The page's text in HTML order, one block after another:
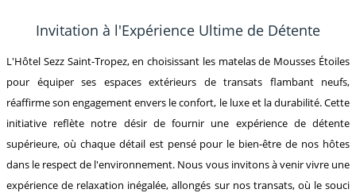
Invitation à l'Expérience Ultime de Détente
L'Hôtel Sezz Saint-Tropez, en choisissant les matelas de Mousses Étoiles
pour équiper ses espaces extérieurs de transats flambant neufs,
réaffirme son engagement envers le confort, le luxe et la durabilité. Cette
initiative reflète notre désir de fournir une expérience de détente
supérieure, où chaque détail est pensé pour le bien-être de nos hôtes
dans le respect de l'environnement. Nous vous invitons à venir vivre une
expérience de relaxation inégalée, allongés sur nos transats, où le souci